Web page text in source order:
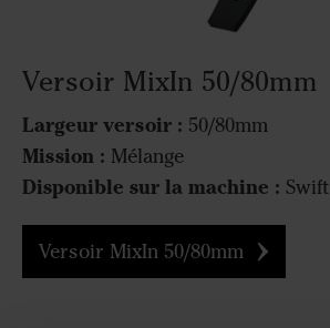
Versoir MixIn 50/80mm
Largeur versoir : 50/80mm
Mission : Mélange
Disponible sur la machine : Swift
Versoir MixIn 50/80mm